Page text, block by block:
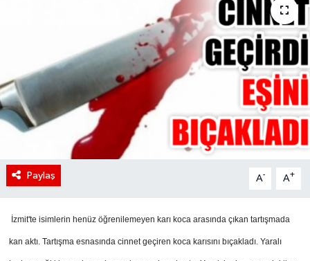
Paylaş A- A+
İzmit'te isimlerin henüz öğrenilemeyen karı koca arasında çıkan tartışmada
kan aktı. Tartışma esnasında cinnet geçiren koca karısını bıçakladı. Yaralı